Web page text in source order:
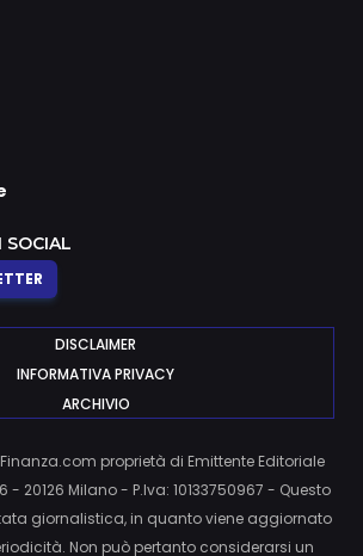
SOCIAL
DISCLAIMER
INFORMATIVA PRIVACY
ARCHIVIO
proprietà di Emittente Editoriale
- 20126 Milano - P.Iva: 10133750967 - Questo
giornalistica, in quanto viene aggiornato
Non può pertanto considerarsi un